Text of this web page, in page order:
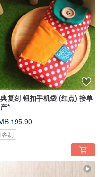
复刻 钮扣手机袋 (红点) 接单
*
195.90
客制